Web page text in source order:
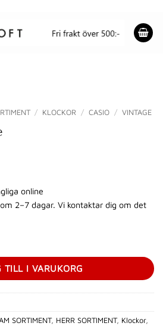
/ KLOCKOR / CASIO / VINTAGE
online
2–7 dagar. Vi kontaktar dig om det
TILL I VARUKORG
SORTIMENT, HERR SORTIMENT, Klockor,